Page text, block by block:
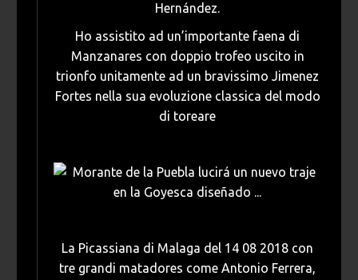
Hernández.
Ho assistito ad un’importante faena di
Manzanares con doppio trofeo uscito in
trionfo unitamente ad un bravissimo Jimenez
Fortes nella sua evoluzione classica del modo
di toreare
La Picassiana di Malaga del 14 08 2018 con
tre grandi matadores come Antonio Ferrera,